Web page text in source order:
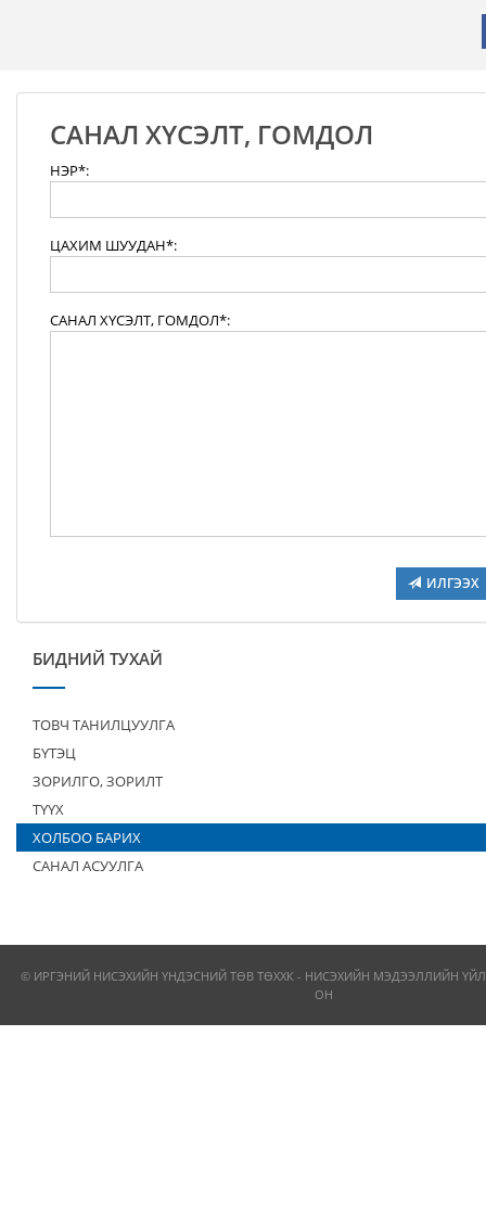
САНАЛ ХҮСЭЛТ, ГОМДОЛ
НЭР*:
ЦАХИМ ШУУДАН*:
САНАЛ ХҮСЭЛТ, ГОМДОЛ*:
ИЛГЭЭХ
БИДНИЙ ТУХАЙ
ТОВЧ ТАНИЛЦУУЛГА
БҮТЭЦ
ЗОРИЛГО, ЗОРИЛТ
ТҮҮХ
ХОЛБОО БАРИХ
САНАЛ АСУУЛГА
© ИРГЭНИЙ НИСЭХИЙН ҮНДЭСНИЙ ТӨВ ТӨХХК - НИСЭХИЙН МЭДЭЭЛЛИЙН
ОН